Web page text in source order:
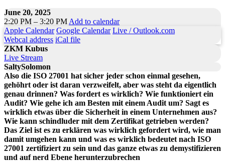
June 20, 2025
2:20 PM – 3:20 PM Add to calendar
Apple Calendar Google Calendar Live / Outlook.com
Webcal address iCal file
ZKM Kubus
Live Stream
SaltySolomon
Also die ISO 27001 hat sicher jeder schon einmal gesehen,
gehöhrt oder ist daran verzweifelt, aber was steht da eigentlich
genau drinnen? Was fordert es wirklich? Wie funktioniert ein
Audit? Wie gehe ich am Besten mit einem Audit um? Sagt es
wirklich etwas über die Sicherheit in einem Unternehmen aus?
Wie kann schindluder mit dem Zertifikat getrieben werden?
Das Ziel ist es zu erklären was wirklich gefordert wird, wie man
damit umgehen kann und was es wirklich bedeutet nach ISO
27001 zertifiziert zu sein und das ganze etwas zu demystifizieren
und auf nerd Ebene herunterzubrechen